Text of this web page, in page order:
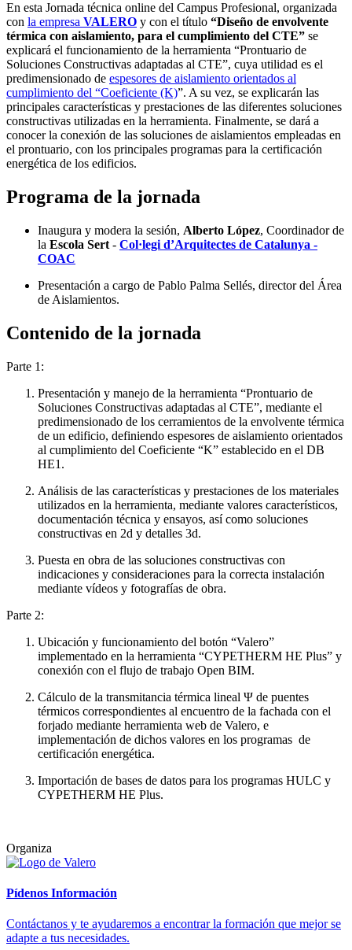
En esta Jornada técnica online del Campus Profesional, organizada
con la empresa VALERO y con el título “Diseño de envolvente
térmica con aislamiento, para el cumplimiento del CTE” se
explicará el funcionamiento de la herramienta “Prontuario de
Soluciones Constructivas adaptadas al CTE”, cuya utilidad es el
predimensionado de espesores de aislamiento orientados al
cumplimiento del “Coeficiente (K)”. A su vez, se explicarán las
principales características y prestaciones de las diferentes soluciones
constructivas utilizadas en la herramienta. Finalmente, se dará a
conocer la conexión de las soluciones de aislamientos empleadas en
el prontuario, con los principales programas para la certificación
energética de los edificios.
Programa de la jornada
Inaugura y modera la sesión, Alberto López, Coordinador de
la Escola Sert - Col·legi d’Arquitectes de Catalunya -
COAC
Presentación a cargo de Pablo Palma Sellés, director del Área
de Aislamientos.
Contenido de la jornada
Parte 1:
Presentación y manejo de la herramienta “Prontuario de
Soluciones Constructivas adaptadas al CTE”, mediante el
predimensionado de los cerramientos de la envolvente térmica
de un edificio, definiendo espesores de aislamiento orientados
al cumplimiento del Coeficiente “K” establecido en el DB
HE1.
Análisis de las características y prestaciones de los materiales
utilizados en la herramienta, mediante valores característicos,
documentación técnica y ensayos, así como soluciones
constructivas en 2d y detalles 3d.
Puesta en obra de las soluciones constructivas con
indicaciones y consideraciones para la correcta instalación
mediante vídeos y fotografías de obra.
Parte 2:
Ubicación y funcionamiento del botón “Valero”
implementado en la herramienta “CYPETHERM HE Plus” y
conexión con el flujo de trabajo Open BIM.
Cálculo de la transmitancia térmica lineal Ψ de puentes
térmicos correspondientes al encuentro de la fachada con el
forjado mediante herramienta web de Valero, e
implementación de dichos valores en los programas de
certificación energética.
Importación de bases de datos para los programas HULC y
CYPETHERM HE Plus.
Organiza
Pídenos Información
Contáctanos y te ayudaremos a encontrar la formación que mejor se
adapte a tus necesidades.